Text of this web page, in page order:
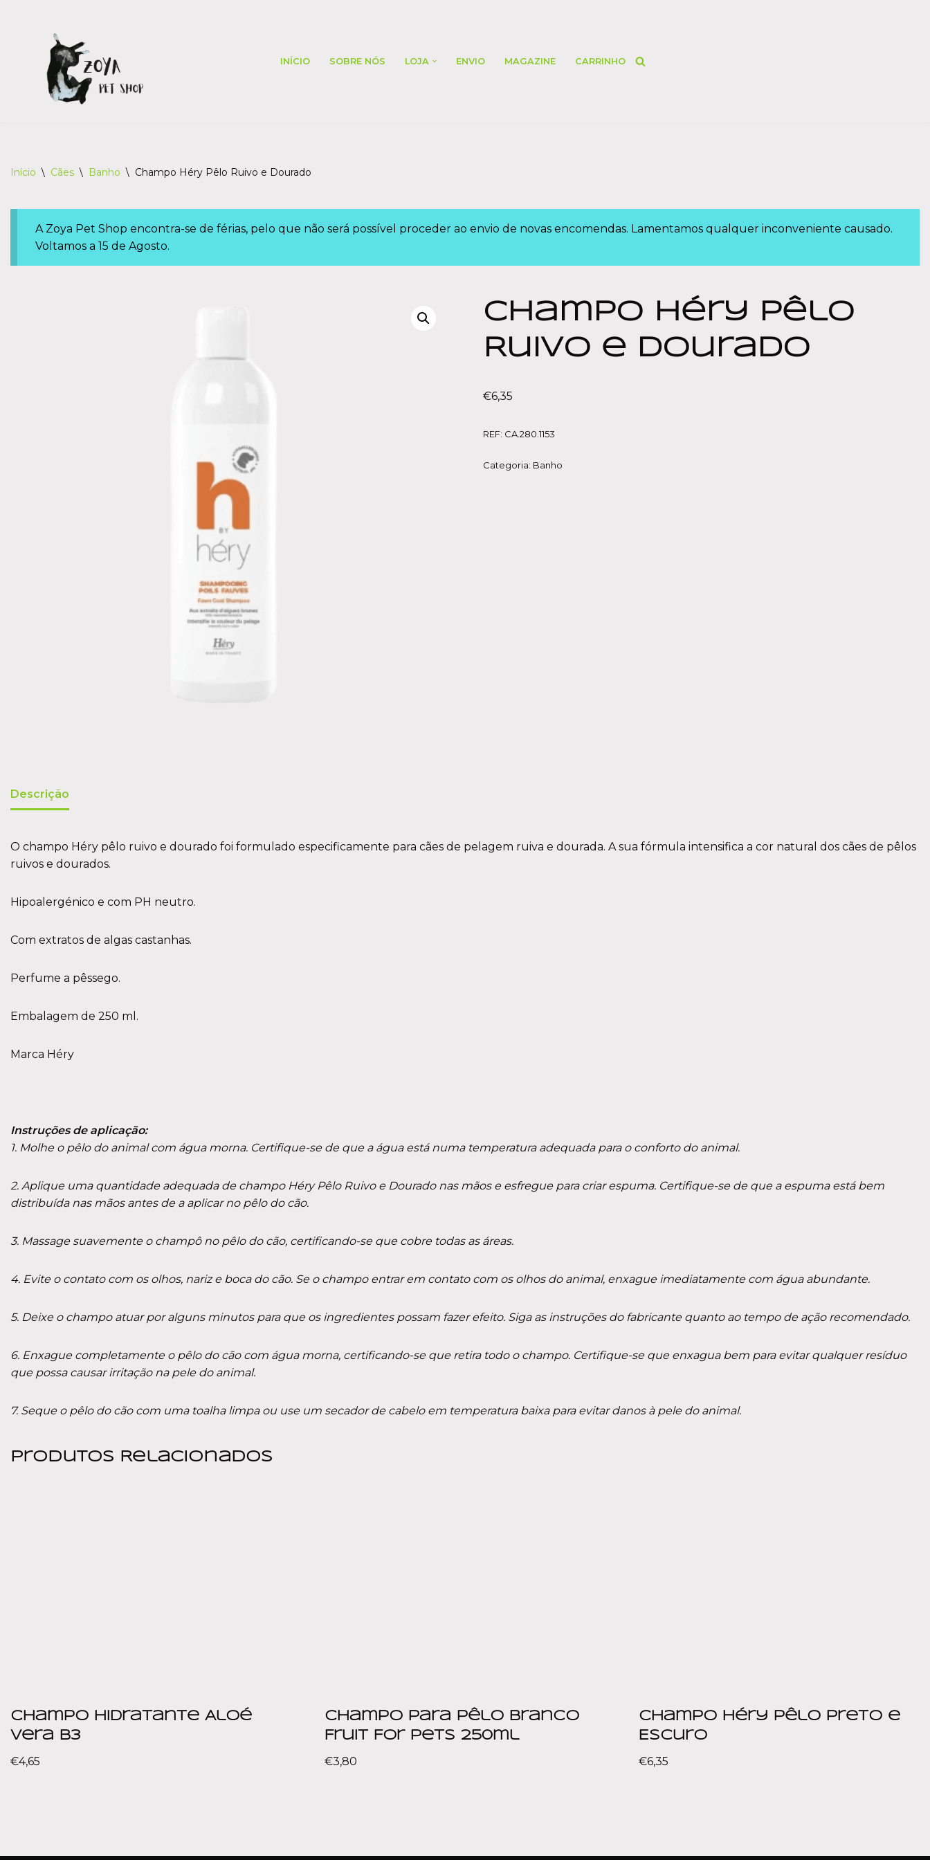
content
INÍCIO SOBRE NÓS LOJA ENVIO MAGAZINE CARRINHO
Início \ Cães \ Banho \ Champo Héry Pêlo Ruivo e Dourado
A Zoya Pet Shop encontra-se de férias, pelo que não será possível proceder ao envio de novas encomendas. Lamentamos qualquer inconveniente causado.
Voltamos a 15 de Agosto.
Champo Héry Pêlo
Ruivo e Dourado
€6,35
REF: CA.280.1153
Categoria: Banho
Descrição
O champo Héry pêlo ruivo e dourado foi formulado especificamente para cães de pelagem ruiva e dourada. A sua fórmula intensifica a cor natural dos cães de pêlos
ruivos e dourados.
Hipoalergénico e com PH neutro.
Com extratos de algas castanhas.
Perfume a pêssego.
Embalagem de 250 ml.
Marca Héry
Instruções de aplicação:
1. Molhe o pêlo do animal com água morna. Certifique-se de que a água está numa temperatura adequada para o conforto do animal.
2. Aplique uma quantidade adequada de champo Héry Pêlo Ruivo e Dourado nas mãos e esfregue para criar espuma. Certifique-se de que a espuma está bem
distribuída nas mãos antes de a aplicar no pêlo do cão.
3. Massage suavemente o champô no pêlo do cão, certificando-se que cobre todas as áreas.
4. Evite o contato com os olhos, nariz e boca do cão. Se o champo entrar em contato com os olhos do animal, enxague imediatamente com água abundante.
5. Deixe o champo atuar por alguns minutos para que os ingredientes possam fazer efeito. Siga as instruções do fabricante quanto ao tempo de ação recomendado.
6. Enxague completamente o pêlo do cão com água morna, certificando-se que retira todo o champo. Certifique-se que enxagua bem para evitar qualquer resíduo
que possa causar irritação na pele do animal.
7. Seque o pêlo do cão com uma toalha limpa ou use um secador de cabelo em temperatura baixa para evitar danos à pele do animal.
Produtos Relacionados
Champo Hidratante Aloé
Vera B3
€4,65
Champo para Pêlo Branco
Fruit For Pets 250ml
€3,80
Champo Héry Pêlo Preto e
Escuro
€6,35